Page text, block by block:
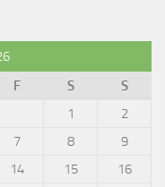
F S
S
1
2
7 8
9
14 15
16